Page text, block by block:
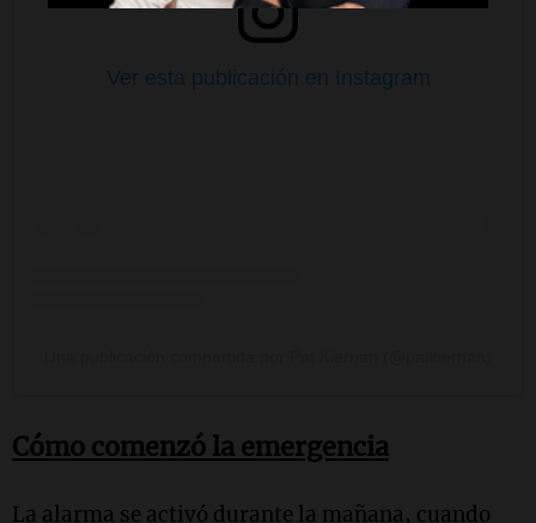
Ver esta publicación en Instagram
Cómo comenzó la emergencia
La alarma se activó durante la mañana, cuando